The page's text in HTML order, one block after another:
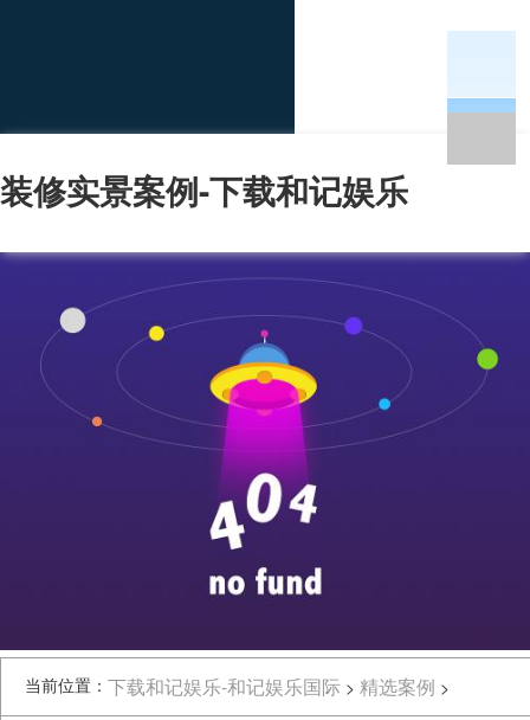
装修实景案例-下载和记娱乐
当前位置： 下载和记娱乐-和记娱乐国际 > 精选案例 >